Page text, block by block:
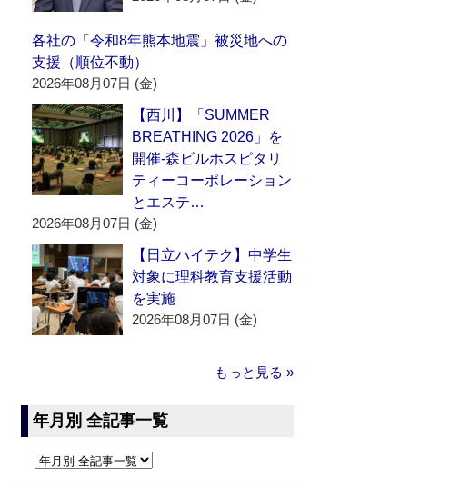
各社の「令和8年熊本地震」被災地への
支援（順位不動）
2026年08月07日 (金)
【西川】「SUMMER
BREATHING 2026」を
開催‐森ビルホスピタリ
ティーコーポレーション
とエステ…
2026年08月07日 (金)
【日立ハイテク】中学生
対象に理科教育支援活動
を実施
2026年08月07日 (金)
もっと見る »
年月別 全記事一覧